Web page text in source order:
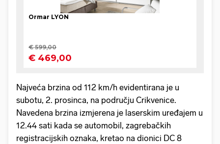
Najveća brzina od 112 km/h evidentirana je u
subotu, 2. prosinca, na području Crikvenice.
Navedena brzina izmjerena je laserskim uređajem u
12.44 sati kada se automobil, zagrebačkih
registracijskih oznaka, kretao na dionici DC 8